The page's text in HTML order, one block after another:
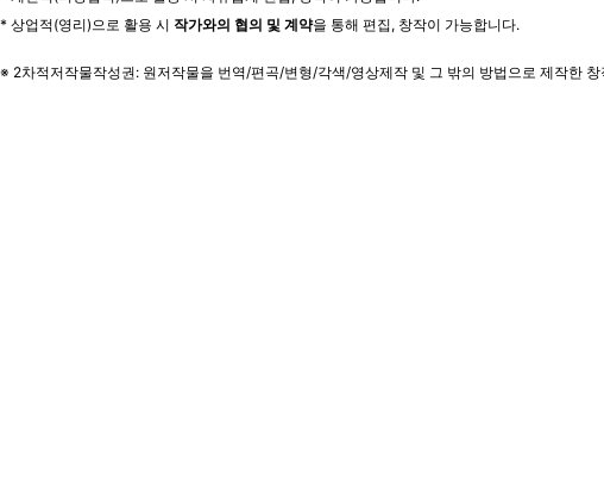
* 상업적(영리)으로 활용 시 작가와의 협의 및 계약을 통해 편집, 창작이 가능합니다.
※ 2차적저작물작성권: 원저작물을 번역/편곡/변형/각색/영상제작 및 그 밖의 방법으로 제작한